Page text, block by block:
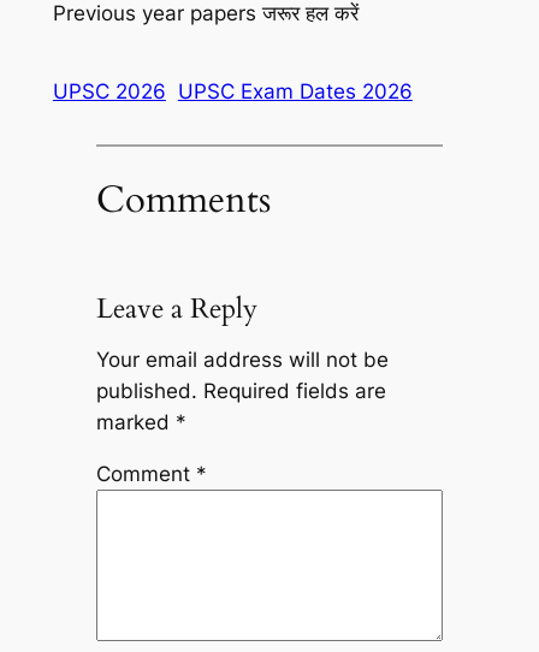
Previous year papers जरूर हल करें
UPSC 2026 UPSC Exam Dates 2026
Comments
Leave a Reply
Your email address will not be
published. Required fields are
marked *
Comment *